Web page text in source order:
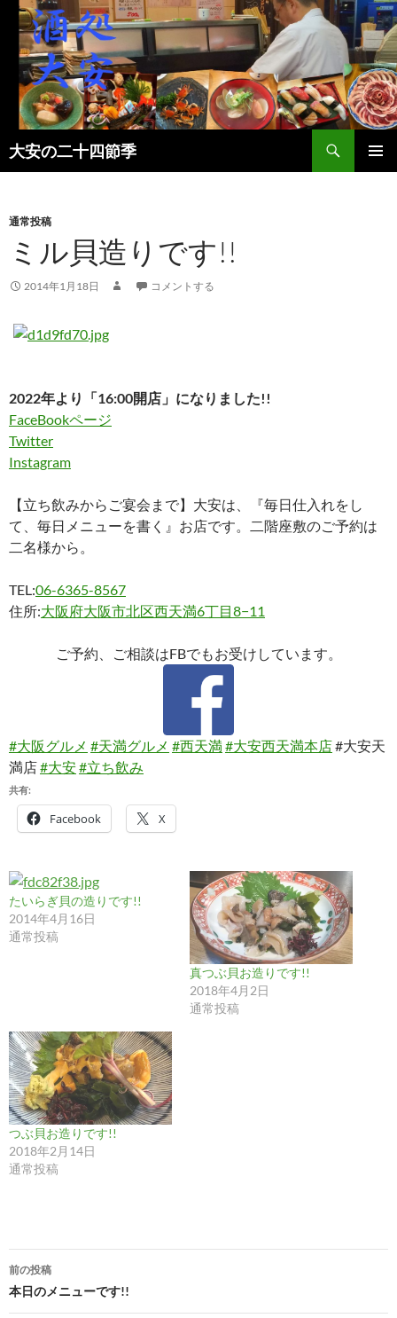
大安の二十四節季
検
索
ン
ツ
へ
キ
プ
通常投稿
ミル貝造りです!!
2014年1月18日 コメントする
2022年より「16:00開店」になりました!!
FaceBookページ
Twitter
Instagram
【立ち飲みからご宴会まで】大安は、『毎日仕入れをし
て、毎日メニューを書く』お店です。二階座敷のご予約は
二名様から。
TEL:06-6365-8567
住所:大阪府大阪市北区西天満6丁目8−11
ご予約、ご相談はFBでもお受けしています。
#大阪グルメ #天満グルメ #西天満#大安西天満本店#大安天
満店#大安#立ち飲み
共有:
Facebook X
たいらぎ貝の造りです!!
2014年4月16日
通常投稿
真つぶ貝お造りです!!
2018年4月2日
通常投稿
つぶ貝お造りです!!
2018年2月14日
通常投稿
投
稿
前の投稿
本日のメニューです!!